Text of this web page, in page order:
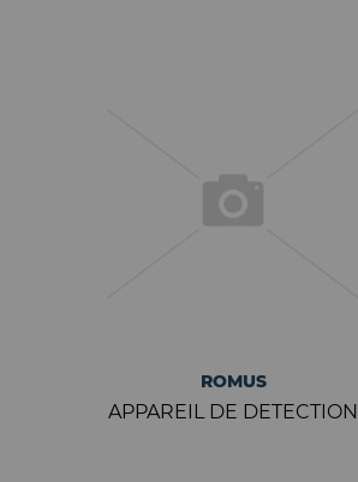
ROMUS
APPAREIL DE DETECTION